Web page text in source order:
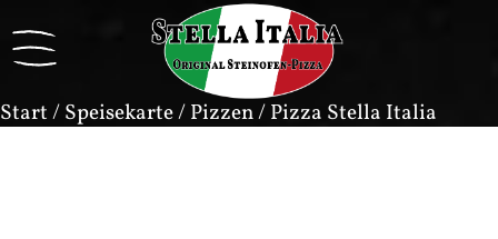
Start/Speisekarte/Pizzen/ Pizza Stella Italia